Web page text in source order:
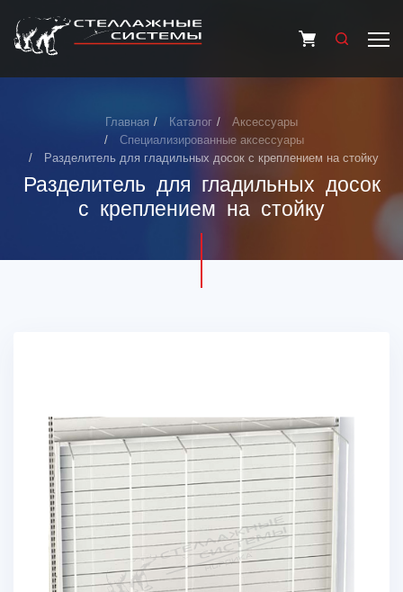
Главная Каталог
Аксессуары
Специализированные аксессуары
Разделитель для гладильных досок с креплением на стойку
Разделитель для гладильных досок
с креплением на стойку